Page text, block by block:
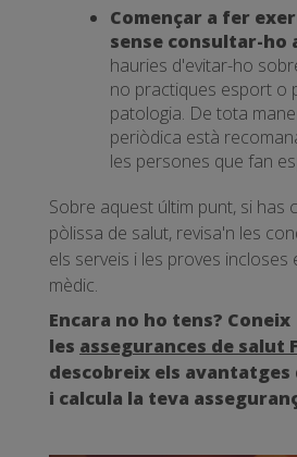
Començar a fer
sense consultar-ho
hauries d'evitar-ho
no practiques esport o
patologia. De tota
periòdica està
les persones que fan
Sobre aquest últim punt, si has
pòlissa de salut, revisa'n les
els serveis i les proves incloses
mèdic.
Encara no ho tens? Coneix
les assegurances de salut
descobreix els
i calcula la teva